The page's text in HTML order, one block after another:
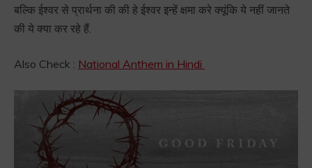
बल्कि ईश्वर से प्रार्थना की की हे ईश्वर इन्हें क्षमा करे क्यूंकि ये नहीं जानते
की ये क्या कर रहे हैं.
Also Check : National Anthem in Hindi